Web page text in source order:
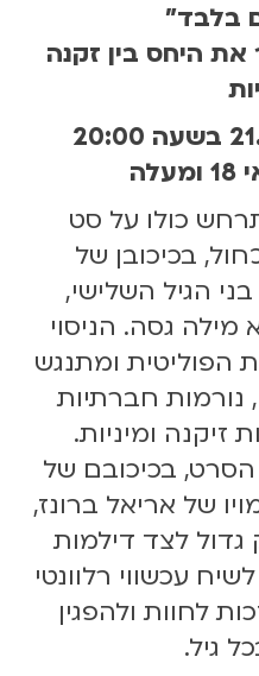
בלבד"
את היחס בין זקנה
כולו על סט
בכיכובן של
הגיל השלישי,
מילה גסה. הניסוי
הפוליטית ומתנגש
נורמות חברתיות
זיקנה ומיניות.
בכיכובם של
של אריאל ברונז,
גדול לצד דילמות
עכשווי רלוונטי
לחוות ולהפגין
גיל.